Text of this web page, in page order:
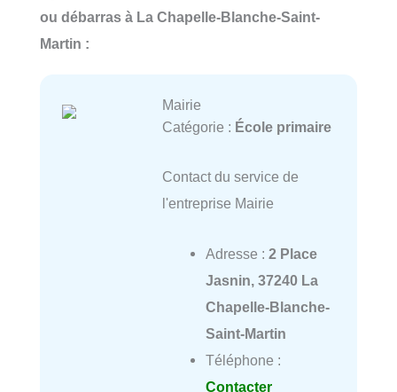
ou débarras à La Chapelle-Blanche-Saint-
Martin :
Mairie
Catégorie : École primaire
Contact du service de
l'entreprise Mairie
Adresse : 2 Place
Jasnin, 37240 La
Chapelle-Blanche-
Saint-Martin
Téléphone :
Contacter